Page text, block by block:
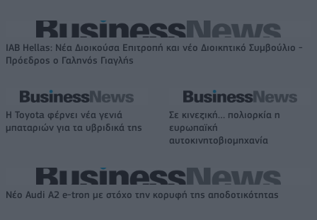
IAB Hellas: Νέα Διοικούσα Επιτροπή και νέο Διοικητικό Συμβούλιο -
Πρόεδρος ο Γαληνός Γιαγλής
Η Toyota φέρνει νέα γενιά
μπαταριών για τα υβριδικά της
Σε κινεζική… πολιορκία η
ευρωπαϊκή
αυτοκινητοβιομηχανία
Νέο Audi A2 e-tron με στόχο την κορυφή της αποδοτικότητας